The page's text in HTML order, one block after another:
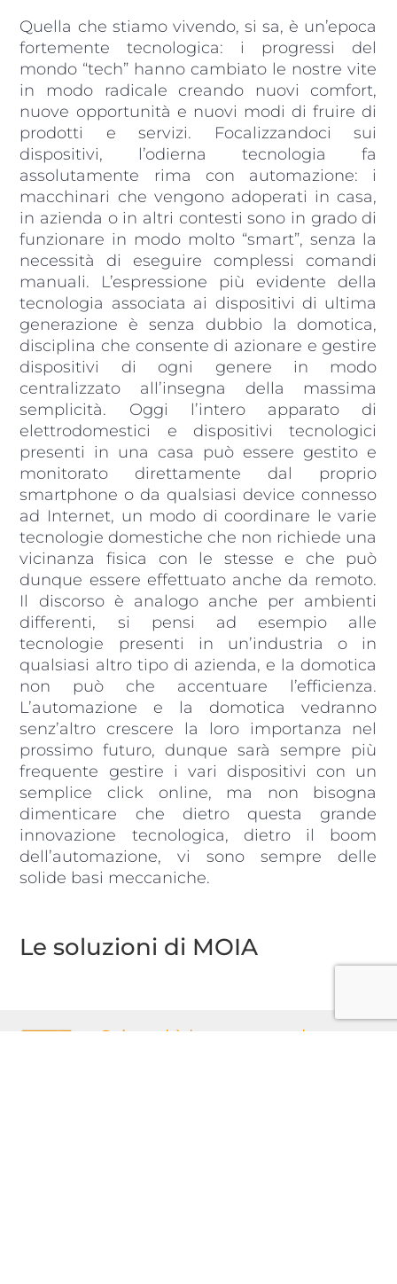
Quella che stiamo vivendo, si sa, è un’epoca
fortemente tecnologica: i progressi del
mondo “tech” hanno cambiato le nostre vite
in modo radicale creando nuovi comfort,
nuove opportunità e nuovi modi di fruire di
prodotti e servizi. Focalizzandoci sui
dispositivi, l’odierna tecnologia fa
assolutamente rima con automazione: i
macchinari che vengono adoperati in casa,
in azienda o in altri contesti sono in grado di
funzionare in modo molto “smart”, senza la
necessità di eseguire complessi comandi
manuali. L’espressione più evidente della
tecnologia associata ai dispositivi di ultima
generazione è senza dubbio la domotica,
disciplina che consente di azionare e gestire
dispositivi di ogni genere in modo
centralizzato all’insegna della massima
semplicità. Oggi l’intero apparato di
elettrodomestici e dispositivi tecnologici
presenti in una casa può essere gestito e
monitorato direttamente dal proprio
smartphone o da qualsiasi device connesso
ad Internet, un modo di coordinare le varie
tecnologie domestiche che non richiede una
vicinanza fisica con le stesse e che può
dunque essere effettuato anche da remoto.
Il discorso è analogo anche per ambienti
differenti, si pensi ad esempio alle
tecnologie presenti in un’industria o in
qualsiasi altro tipo di azienda, e la domotica
non può che accentuare l’efficienza.
L’automazione e la domotica vedranno
senz’altro crescere la loro importanza nel
prossimo futuro, dunque sarà sempre più
frequente gestire i vari dispositivi con un
semplice click online, ma non bisogna
dimenticare che dietro questa grande
innovazione tecnologica, dietro il boom
dell’automazione, vi sono sempre delle
solide basi meccaniche.
Le soluzioni di MOIA
Sai qual è la serratura
che